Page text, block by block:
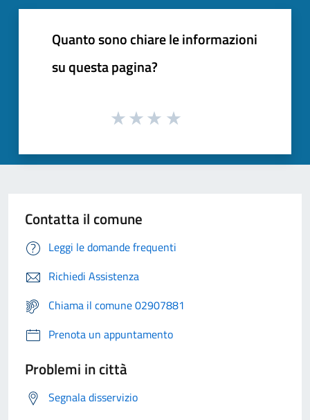
Quanto sono chiare le informazioni
su questa pagina?
Contatta il comune
Leggi le domande frequenti
Richiedi Assistenza
Chiama il comune 02907881
Prenota un appuntamento
Problemi in città
Segnala disservizio